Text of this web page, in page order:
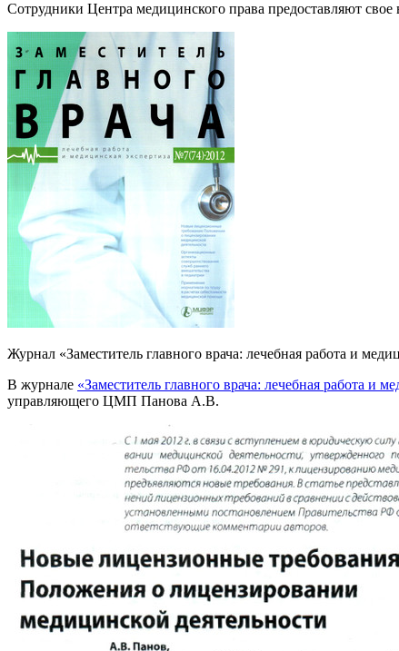
Сотрудники Центра медицинского права предоставляют
Журнал «Заместитель главного врача: лечебная работа и
В журнале «Заместитель главного врача: лечебная работа и
управляющего ЦМП Панова А.В.